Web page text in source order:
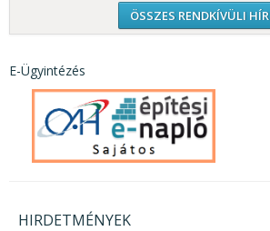
ÖSSZES RENDKÍVÜLI HÍR
E-Ügyintézés
HIRDETMÉNYEK